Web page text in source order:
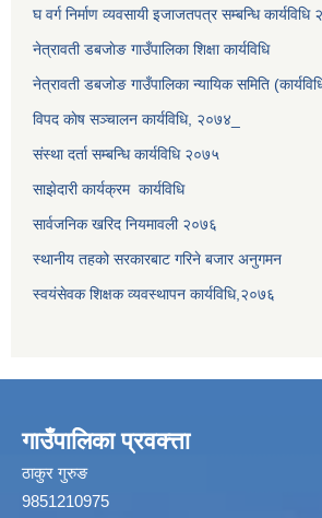
घ वर्ग निर्माण व्यवसायी इजाजतपत्र सम्बन्धि कार्यविधि
नेत्रावती डबजाेङ गाउँपालिका शिक्षा कार्यविधि
नेत्रावती डबजोङ गाउँपालिका न्यायिक समिति
विपद काेष सञ्चालन कार्यविधि, २०७४_
संस्था दर्ता सम्बन्धि कार्यविधि २०७५
साझेदारी कार्यक्रम कार्यविधि
सार्वजनिक खरिद नियमावली २०७६
स्थानीय तहको सरकारबाट गरिने बजार अनुगमन
स्वयंसेवक शिक्षक व्यवस्थापन कार्यविधि,२०७६
गाउँपालिका प्रवक्त्ता
ठाकुर गुरुङ
9851210975